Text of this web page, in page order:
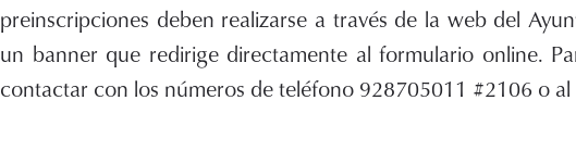
preinscripciones deben realizarse a través de la web del
un banner que redirige directamente al formulario online.
contactar con los números de teléfono 928705011 #2106 o